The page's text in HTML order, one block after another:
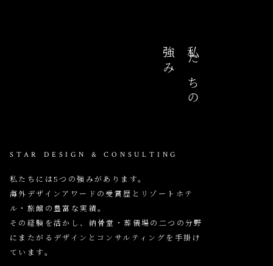
私たちの
強み
STAR DESIGN & CONSULTING
私たちには5つの強みがあります。
海外デザインアワードの受賞歴とリゾートホテ
ル・旅館の豊富な実績。
その経験を活かし、納骨堂・葬儀場の二つの分野
にまたがるデザインとコンサルティングを手掛け
ています。